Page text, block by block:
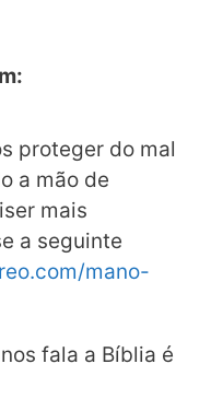
proteger do mal
a mão de
mais
a seguinte
mano-
fala a Bíblia é